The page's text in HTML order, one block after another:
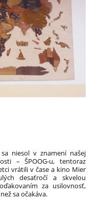
niesol v znamení našej
– ŠPOOG-u, tentoraz
vrátili v čase a kino Mier
desaťročí a skvelou
za usilovnosť,
sa očakáva.